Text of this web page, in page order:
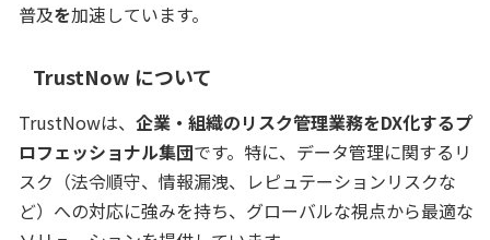
普及を加速しています。
TrustNow について
TrustNowは、 企業・組織のリスク管理業務をDX化するプ
ロフェッショナル集団です。特に、データ管理に関するリ
スク（法令順守、情報漏洩、レピュテーションリスクな
ど）への対応に強みを持ち、グローバルな視点から最適な